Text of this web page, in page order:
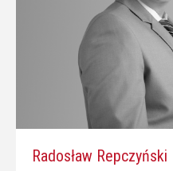
Radosław Repczyński